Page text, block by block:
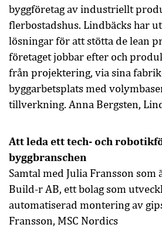
byggföretag av industriellt
flerbostadshus. Lindbäcks har
lösningar för att stötta de lean
företaget jobbar efter och
från projektering, via sina
byggarbetsplats med
tillverkning. Anna Bergsten,
Att leda ett tech- och
byggbranschen
Samtal med Julia Fransson
Build-r AB, ett bolag som
automatiserad montering av
Fransson, MSC Nordics